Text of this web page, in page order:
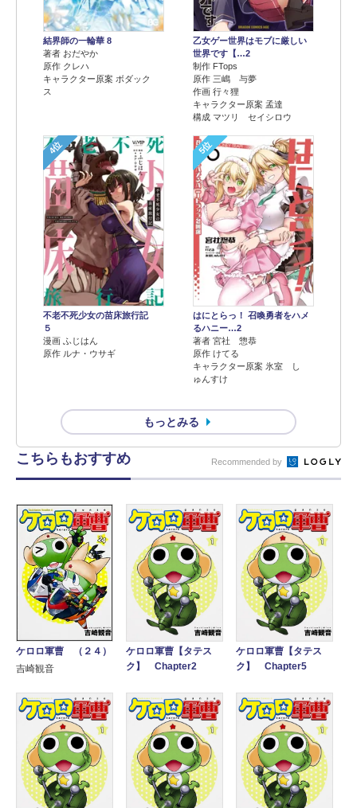
結界師の一輪華 8
著者 おだやか
原作 クレハ
キャラクター原案 ボダック
ス
乙女ゲー世界はモブに厳しい
世界です【…2
制作 FTops
原作 三嶋 与夢
作画 行々狸
キャラクター原案 孟達
構成 マツリ セイシロウ
4位
不老不死少女の苗床旅行記
５
漫画 ふじはん
原作 ルナ・ウサギ
5位
はにとらっ！ 召喚勇者をハメ
るハニー…2
著者 宮社 惣恭
原作 けてる
キャラクター原案 氷室 し
ゅんすけ
もっとみる
こちらもおすすめ Recommended by
ケロロ軍曹 （２４）
吉崎観音
ケロロ軍曹【タテス
ク】 Chapter2
ケロロ軍曹【タテス
ク】 Chapter5